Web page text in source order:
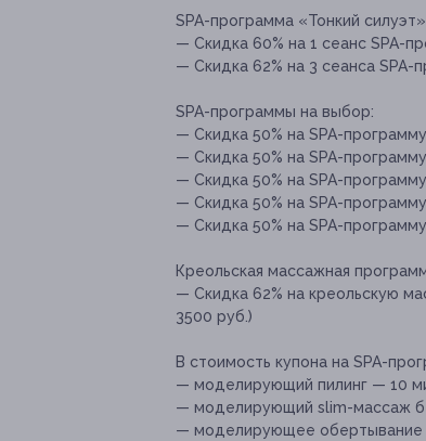
SPA-программа «Тонкий
— Скидка 60% на 1 сеанс SPA-
— Скидка 62% на 3 сеанса
SPA-программы на выбор:
— Скидка 50% на SPA-
— Скидка 50% на SPA-
— Скидка 50% на SPA-
— Скидка 50% на SPA-
— Скидка 50% на SPA-
Креольская массажная
— Скидка 62% на креольскую
3500 руб.)
В стоимость купона на SPA-
— моделирующий пилинг — 10
— моделирующий slim-массаж
— моделирующее обертывание